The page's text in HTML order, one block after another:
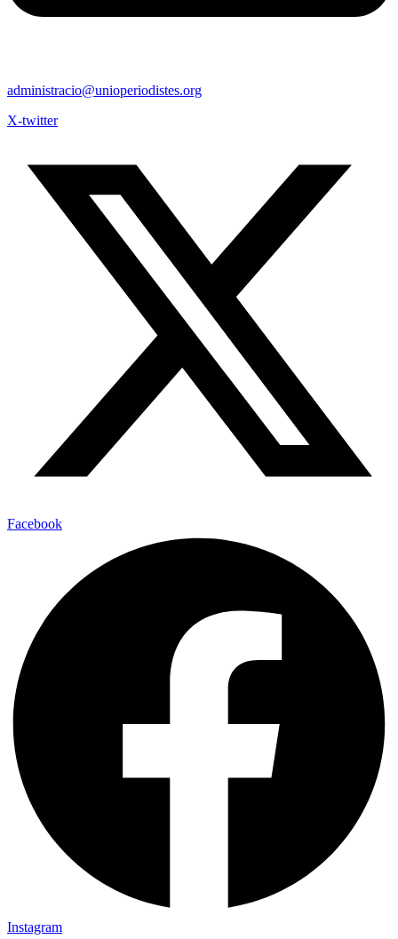
administracio@unioperiodistes.org
X-twitter
Facebook
Instagram